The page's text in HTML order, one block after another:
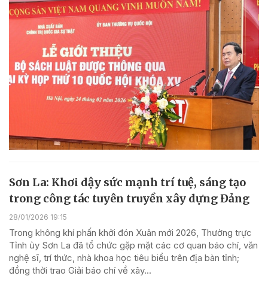
Sơn La: Khơi dậy sức mạnh trí tuệ, sáng tạo
trong công tác tuyên truyền xây dựng Đảng
28/01/2026 19:15
Trong không khí phấn khởi đón Xuân mới 2026, Thường trực
Tỉnh ủy Sơn La đã tổ chức gặp mặt các cơ quan báo chí, văn
nghệ sĩ, trí thức, nhà khoa học tiêu biểu trên địa bàn tỉnh;
đồng thời trao Giải báo chí về xây...